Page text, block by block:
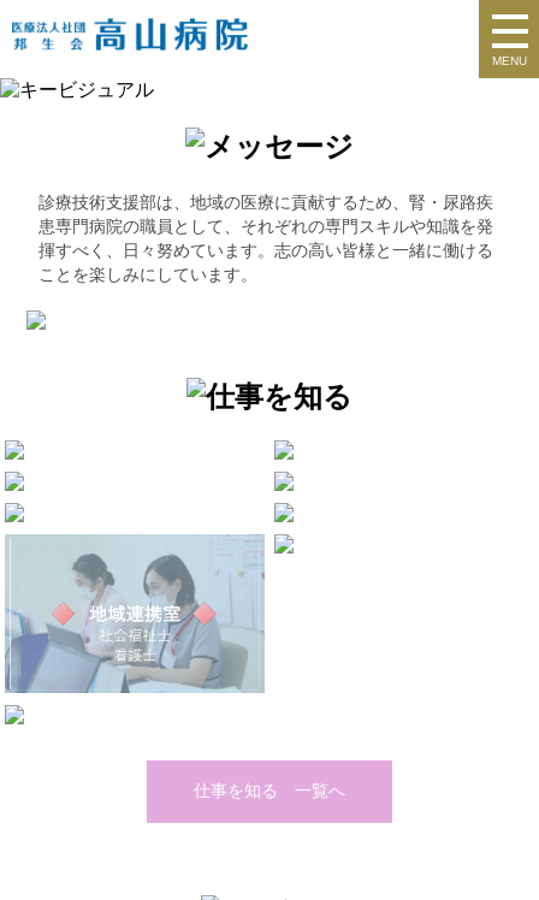
MENU
診療技術支援部は、地域の医療に貢献するため、腎・尿路疾
患専門病院の職員として、それぞれの専門スキルや知識を発
揮すべく、日々努めています。志の高い皆様と一緒に働ける
ことを楽しみにしています。
仕事を知る 一覧へ